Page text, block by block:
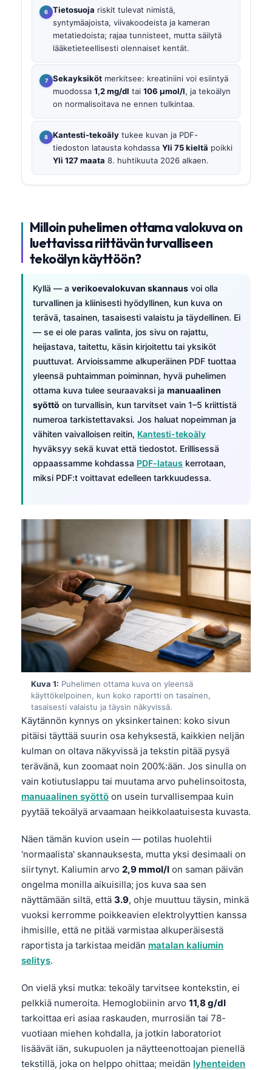
Tietosuoja riskit tulevat nimistä,
syntymäajoista, viivakoodeista ja kameran
metatiedoista; rajaa tunnisteet, mutta säilytä
lääketieteellisesti olennaiset kentät.
Sekayksiköt merkitsee: kreatiniini voi esiintyä
muodossa 1,2 mg/dl tai 106 µmol/l, ja tekoälyn
on normalisoitava ne ennen tulkintaa.
Kantesti-tekoäly tukee kuvan ja PDF-
tiedoston latausta kohdassa Yli 75 kieltä poikki
Yli 127 maata 8. huhtikuuta 2026 alkaen.
Milloin puhelimen ottama valokuva on
luettavissa riittävän turvalliseen
tekoälyn käyttöön?
Kyllä — a verikoevalokuvan skannaus voi olla
turvallinen ja kliinisesti hyödyllinen, kun kuva on
terävä, tasainen, tasaisesti valaistu ja täydellinen. Ei
— se ei ole paras valinta, jos sivu on rajattu,
heijastava, taitettu, käsin kirjoitettu tai yksiköt
puuttuvat. Arvioissamme alkuperäinen PDF tuottaa
yleensä puhtaimman poiminnan, hyvä puhelimen
ottama kuva tulee seuraavaksi ja manuaalinen
syöttö on turvallisin, kun tarvitset vain 1–5 kriittistä
numeroa tarkistettavaksi. Jos haluat nopeimman ja
vähiten vaivalloisen reitin, Kantesti-tekoäly
hyväksyy sekä kuvat että tiedostot. Erillisessä
oppaassamme kohdassa PDF-lataus kerrotaan,
miksi PDF:t voittavat edelleen tarkkuudessa.
Kuva 1: Puhelimen ottama kuva on yleensä
käyttökelpoinen, kun koko raportti on tasainen,
tasaisesti valaistu ja täysin näkyvissä.
Käytännön kynnys on yksinkertainen: koko sivun
pitäisi täyttää suurin osa kehyksestä, kaikkien neljän
kulman on oltava näkyvissä ja tekstin pitää pysyä
terävänä, kun zoomaat noin 200%:ään. Jos sinulla on
vain kotiutuslappu tai muutama arvo puhelinsoitosta,
manuaalinen syöttö on usein turvallisempaa kuin
pyytää tekoälyä arvaamaan heikkolaatuisesta kuvasta.
Näen tämän kuvion usein — potilas huolehtii
'normaalista' skannauksesta, mutta yksi desimaali on
siirtynyt. Kaliumin arvo 2,9 mmol/l on saman päivän
ongelma monilla aikuisilla; jos kuva saa sen
näyttämään siltä, että 3.9, ohje muuttuu täysin, minkä
vuoksi kerromme poikkeavien elektrolyyttien kanssa
ihmisille, että ne pitää varmistaa alkuperäisestä
raportista ja tarkistaa meidän matalan kaliumin
selitys.
On vielä yksi mutka: tekoäly tarvitsee kontekstin, ei
pelkkiä numeroita. Hemoglobiinin arvo 11,8 g/dl
tarkoittaa eri asiaa raskauden, murrosiän tai 78-
vuotiaan miehen kohdalla, ja jotkin laboratoriot
lisäävät iän, sukupuolen ja näytteenottoajan pienellä
tekstillä, joka on helppo ohittaa; meidän lyhenteiden